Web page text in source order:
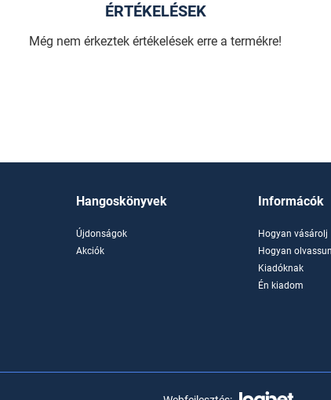
ÉRTÉKELÉSEK
Még nem érkeztek értékelések erre a termékre!
Hangoskönyvek
Újdonságok
Akciók
Informácók
Hogyan vásárolj
Hogyan
Kiadóknak
Én kiadom